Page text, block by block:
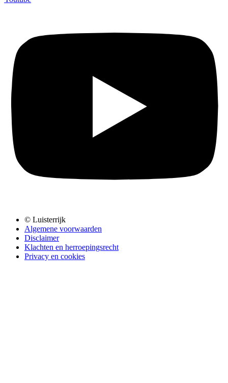
© Luisterrijk
Algemene voorwaarden
Disclaimer
Klachten en herroepingsrecht
Privacy en cookies